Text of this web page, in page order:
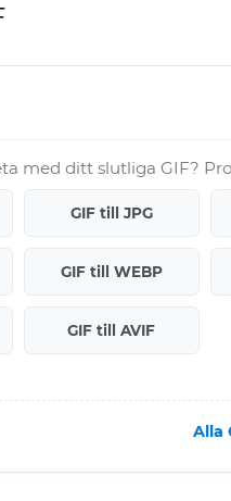
med ditt slutliga GIF?
GIF till JPG
GIF till WEBP
GIF till AVIF
Alla